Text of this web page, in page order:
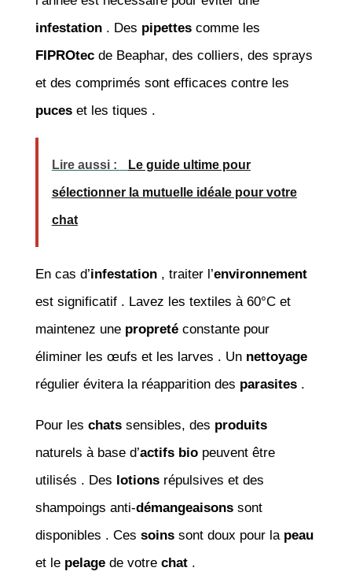
infestation. Des pipettescomme les
FIPROtecde Beaphar, des colliers, des sprays
et des comprimés sont efficaces contre les
puceset les tiques .
Lire aussi : Le guide ultime pour
sélectionner la mutuelle idéale pour votre
chat
En cas d’infestation, traiter l’environnement
est significatif . Lavez les textiles à 60°C et
maintenez une propretéconstante pour
éliminer les œufs et les larves . Un nettoyage
régulier évitera la réapparition des parasites.
Pour les chatssensibles, des produits
naturels à base d’actifs biopeuvent être
utilisés . Des lotionsrépulsives et des
shampoings anti-démangeaisonssont
disponibles . Ces soinssont doux pour la peau
et le pelagede votre chat.